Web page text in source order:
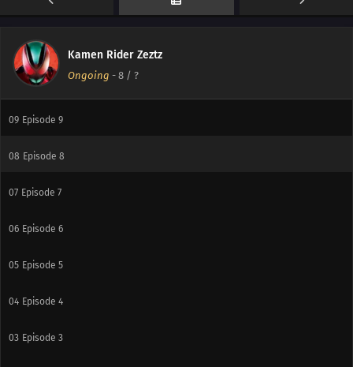
Kamen Rider Zeztz
Ongoing - 8 / ?
Episode 11
Episode 10
09 Episode 9
08 Episode 8
07 Episode 7
06 Episode 6
05 Episode 5
04 Episode 4
03 Episode 3